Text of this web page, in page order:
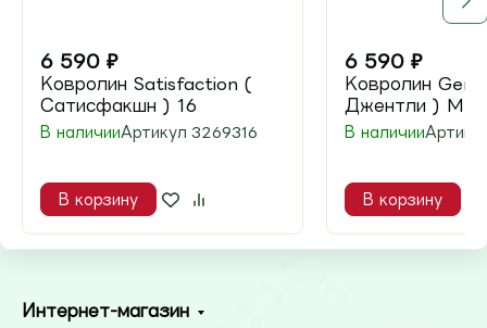
6 590 ₽
Ковролин Satisfaction (
Сатисфакшн ) 16
В наличииАртикул 3269316
В корзину
6 590 ₽
Ковролин
Джентли )
В наличии
В корзину
Интернет-магазин